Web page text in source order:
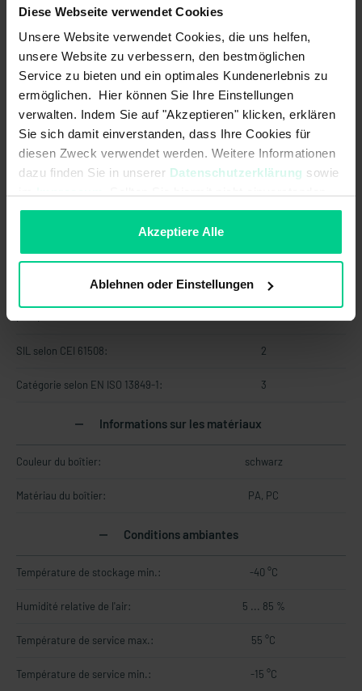
Diese Webseite verwendet Cookies
Unsere Website verwendet Cookies, die uns helfen,
unsere Website zu verbessern, den bestmöglichen
Service zu bieten und ein optimales Kundenerlebnis zu
ermöglichen. Hier können Sie Ihre Einstellungen
verwalten. Indem Sie auf "Akzeptieren" klicken, erklären
Sie sich damit einverstanden, dass Ihre Cookies für
diesen Zweck verwendet werden. Weitere Informationen
dazu finden Sie in unserer Datenschutzerklärung sowie
sein, können Sie die Verwendung von Cookies hier
Akzeptiere Alle
Ablehnen oder Einstellungen
sortie de sécurité:
Courant de commutation max. en
sortie de contrôle:
0,1 A
Tension d'alimentation max.: 26,4 V DC
Caractéristiques de sécurité
PL selon EN ISO 13849-1: d
SIL CL selon CEI 62061:
SIL selon CEI 61508: 2
Catégorie selon EN ISO 13849-1: 3
Informations sur les matériaux
Couleur du boîtier: schwarz
Matériau du boîtier: PA, PC
Conditions ambiantes
Température de stockage min.: -40 °C
Humidité relative de l'air: 5 ... 85 %
Température de service max.: 55 °C
Température de service min.: -15 °C